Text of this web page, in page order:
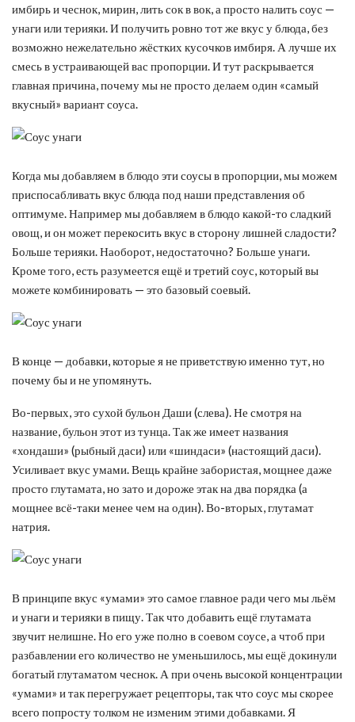
имбирь и чеснок, мирин, лить сок в вок, а просто налить соус —
унаги или терияки. И получить ровно тот же вкус у блюда, без
возможно нежелательно жёстких кусочков имбиря. А лучше их
смесь в устраивающей вас пропорции. И тут раскрывается
главная причина, почему мы не просто делаем один «самый
вкусный» вариант соуса.
Когда мы добавляем в блюдо эти соусы в пропорции, мы можем
приспосабливать вкус блюда под наши представления об
оптимуме. Например мы добавляем в блюдо какой-то сладкий
овощ, и он может перекосить вкус в сторону лишней сладости?
Больше терияки. Наоборот, недостаточно? Больше унаги.
Кроме того, есть разумеется ещё и третий соус, который вы
можете комбинировать — это базовый соевый.
В конце — добавки, которые я не приветствую именно тут, но
почему бы и не упомянуть.
Во-первых, это сухой бульон Даши (слева). Не смотря на
название, бульон этот из тунца. Так же имеет названия
«хондаши» (рыбный даси) или «шиндаси» (настоящий даси).
Усиливает вкус умами. Вещь крайне забористая, мощнее даже
просто глутамата, но зато и дороже этак на два порядка (а
мощнее всё-таки менее чем на один). Во-вторых, глутамат
натрия.
В принципе вкус «умами» это самое главное ради чего мы льём
и унаги и терияки в пищу. Так что добавить ещё глутамата
звучит нелишне. Но его уже полно в соевом соусе, а чтоб при
разбавлении его количество не уменьшилось, мы ещё докинули
богатый глутаматом чеснок. А при очень высокой концентрации
«умами» и так перегружает рецепторы, так что соус мы скорее
всего попросту толком не изменим этими добавками. Я